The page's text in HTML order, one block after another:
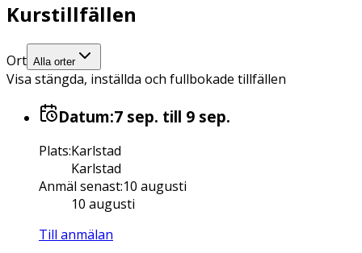
Kurstillfällen
Ort Alla orter
Visa stängda, inställda och fullbokade tillfällen
Datum:7 sep. till 9 sep.
Plats:Karlstad
Karlstad
Anmäl senast:10 augusti
10 augusti
Till anmälan